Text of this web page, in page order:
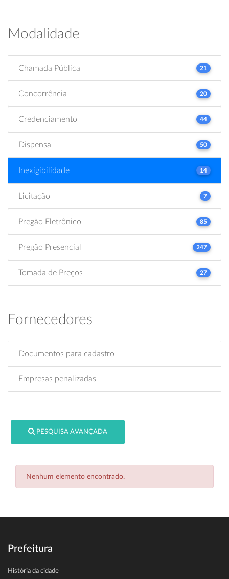
Modalidade
Chamada Pública 21
Concorrência 20
Credenciamento 44
Dispensa 50
Inexigibilidade 14
Licitação 7
Pregão Eletrônico 85
Pregão Presencial 247
Tomada de Preços 27
Fornecedores
Documentos para cadastro
Empresas penalizadas
PESQUISA AVANÇADA
Nenhum elemento encontrado.
Prefeitura
História da cidade